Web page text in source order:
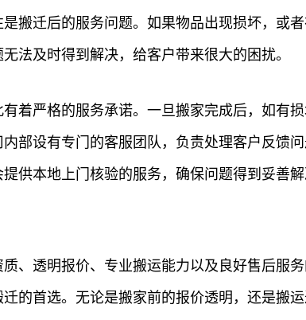
搬迁后的服务问题。如果物品出现损坏，或
法及时得到解决，给客户带来很大的困扰。
着严格的服务承诺。一旦搬家完成后，如有
部设有专门的客服团队，负责处理客户反馈
供本地上门核验的服务，确保问题得到妥善解
、透明报价、专业搬运能力以及良好售后服
的首选。无论是搬家前的报价透明，还是搬